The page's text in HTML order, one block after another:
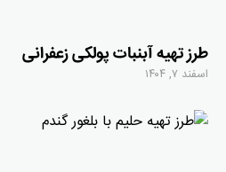
طرز تهیه آبنبات پولکی زعفرانی
اسفند ۷, ۱۴۰۴